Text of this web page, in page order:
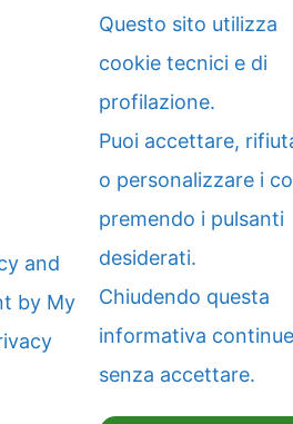
Questo sito utilizza
cookie tecnici e di
profilazione.
Puoi accettare,
o personalizzare i
premendo i pulsanti
desiderati.
Chiudendo questa
informativa
senza accettare.